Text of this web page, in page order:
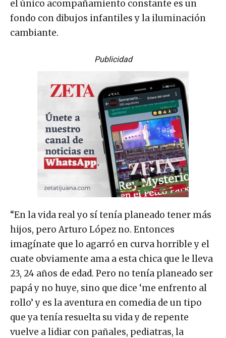
el único acompañamiento constante es un
fondo con dibujos infantiles y la iluminación
cambiante.
Publicidad
“En la vida real yo sí tenía planeado tener más
hijos, pero Arturo López no. Entonces
imagínate que lo agarró en curva horrible y el
cuate obviamente ama a esta chica que le lleva
23, 24 años de edad. Pero no tenía planeado ser
papá y no huye, sino que dice ‘me enfrento al
rollo’ y es la aventura en comedia de un tipo
que ya tenía resuelta su vida y de repente
vuelve a lidiar con pañales, pediatras, la